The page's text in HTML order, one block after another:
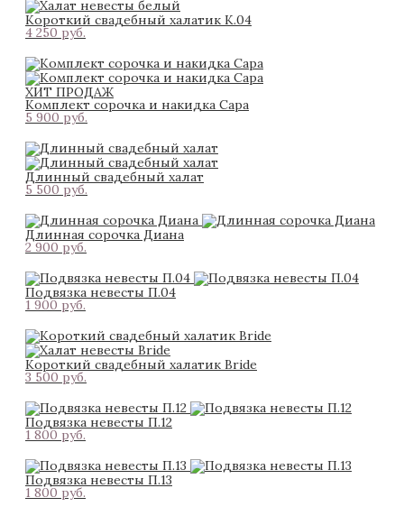
Короткий свадебный халатик К.04
4 250 pуб.
ХИТ ПРОДАЖ
Комплект сорочка и накидка Сара
5 900 pуб.
Длинный свадебный халат
5 500 pуб.
Длинная сорочка Диана
2 900 pуб.
Подвязка невесты П.04
1 900 pуб.
Короткий свадебный халатик Bride
3 500 pуб.
Подвязка невесты П.12
1 800 pуб.
Подвязка невесты П.13
1 800 pуб.